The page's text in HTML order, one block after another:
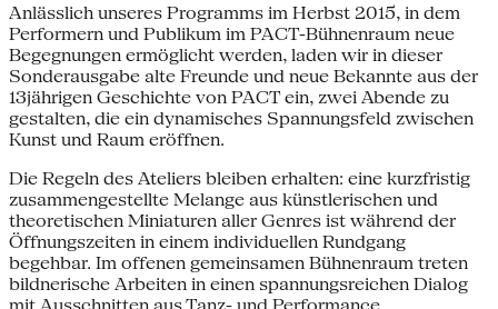
Anlässlich unseres Programms im Herbst 2015, in dem
Performern und Publikum im PACT-Bühnenraum neue
Begegnungen ermöglicht werden, laden wir in dieser
Sonderausgabe alte Freunde und neue Bekannte aus der
13jährigen Geschichte von PACT ein, zwei Abende zu
gestalten, die ein dynamisches Spannungsfeld zwischen
Kunst und Raum eröffnen.
Die Regeln des Ateliers bleiben erhalten: eine kurzfristig
zusammengestellte Melange aus künstlerischen und
theoretischen Miniaturen aller Genres ist während der
Öffnungszeiten in einem individuellen Rundgang
begehbar. Im offenen gemeinsamen Bühnenraum treten
bildnerische Arbeiten in einen spannungsreichen Dialog